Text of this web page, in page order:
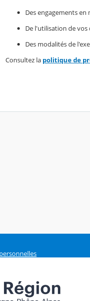
Des engagements
De l'utilisation de
Des modalités de
Consultez la politique de